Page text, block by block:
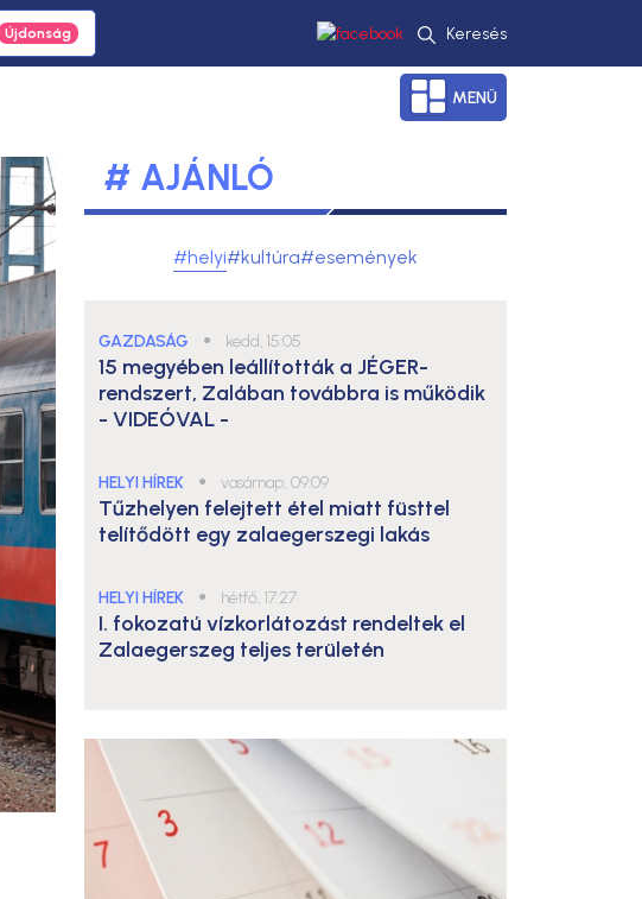
Keresés
MENÜ
# AJÁNLÓ
#helyi#kultúra#események
GAZDASÁG ● kedd, 15:05
15 megyében leállították a JÉGER-
rendszert, Zalában továbbra is működik
- VIDEÓVAL -
HELYI HÍREK ● vasárnap, 09:09
Tűzhelyen felejtett étel miatt füsttel
telítődött egy zalaegerszegi lakás
HELYI HÍREK ● hétfő, 17:27
I. fokozatú vízkorlátozást rendeltek el
Zalaegerszeg teljes területén